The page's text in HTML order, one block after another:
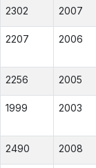
2302 2007
2207 2006
2256 2005
1999 2003
2490 2008